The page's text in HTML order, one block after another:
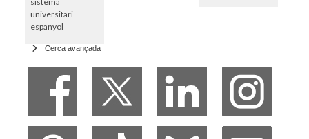
universitari
espanyol
Cerca avançada